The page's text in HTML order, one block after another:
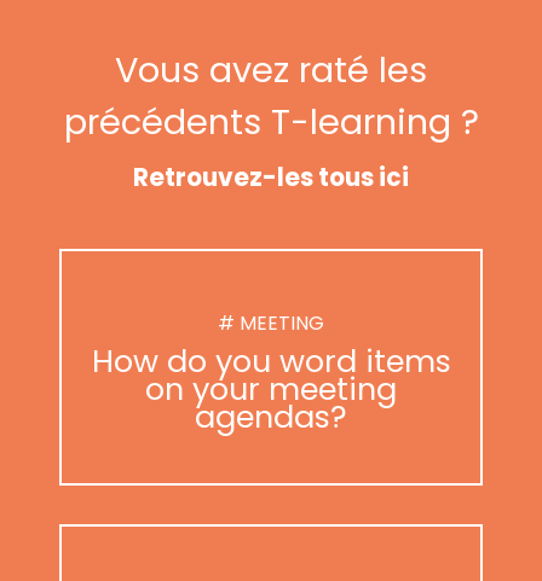
Vous avez raté les
précédents T-learning ?
Retrouvez-les tous ici
# MEETING
How do you word items
on your meeting
agendas?